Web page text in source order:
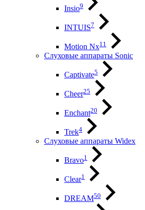
Insio9
INTUIS7
Motion Nx11
Слуховые аппараты Sonic
Captivate5
Cheer25
Enchant20
Trek4
Слуховые аппараты Widex
Bravo1
Clear1
DREAM50